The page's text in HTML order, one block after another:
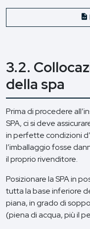
3.2.
della spa
Prima di procedere
SPA, ci si deve
in perfette condizioni
l’imballaggio fosse
il proprio rivenditore.
Posizionare la SPA in
tutta la base inferiore
piana, in grado di
(piena di acqua, più il